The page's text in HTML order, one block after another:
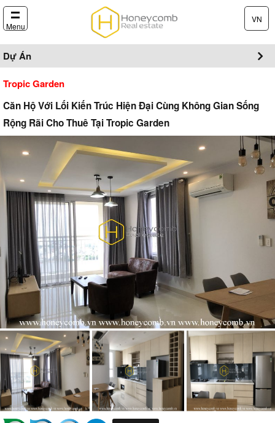
Menu
VN
Dự Án
Tropic Garden
Căn Hộ Với Lối Kiến Trúc Hiện Đại Cùng Không Gian Sống
Rộng Rãi Cho Thuê Tại Tropic Garden